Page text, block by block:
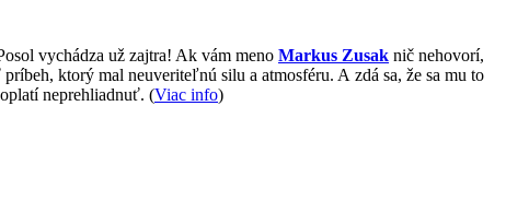
vychádza už zajtra! Ak vám meno Markus Zusak nič nehovorí,
ktorý mal neuveriteľnú silu a atmosféru. A zdá sa, že sa mu to
neprehliadnuť. (Viac info)